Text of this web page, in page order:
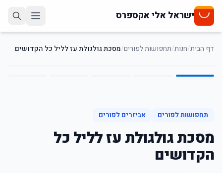
ישראל אלי אקספרס
דף הבית/חנות/תחפושות לפורים/מסכת גולגולת עז לליל כל הקדושים
1
/
5
תחפושות לפורים אביזרים לפורים
מסכת גולגולת עז לליל כל
הקדושים